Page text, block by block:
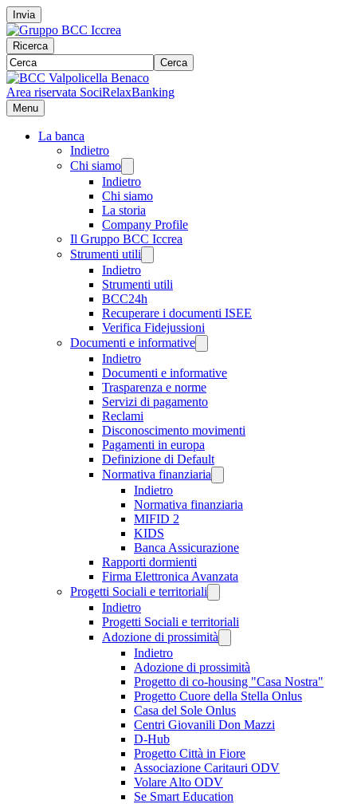
Invia
Ricerca
Cerca
Area riservata SociRelaxBanking
Menu
La banca
Indietro
Chi siamo
Indietro
Chi siamo
La storia
Company Profile
Il Gruppo BCC Iccrea
Strumenti utili
Indietro
Strumenti utili
BCC24h
Recuperare i documenti ISEE
Verifica Fidejussioni
Documenti e informative
Indietro
Documenti e informative
Trasparenza e norme
Servizi di pagamento
Reclami
Disconoscimento movimenti
Pagamenti in europa
Definizione di Default
Normativa finanziaria
Indietro
Normativa finanziaria
MIFID 2
KIDS
Banca Assicurazione
Rapporti dormienti
Firma Elettronica Avanzata
Progetti Sociali e territoriali
Indietro
Progetti Sociali e territoriali
Adozione di prossimità
Indietro
Adozione di prossimità
Progetto di co-housing "Casa Nostra"
Progetto Cuore della Stella Onlus
Casa del Sole Onlus
Centri Giovanili Don Mazzi
D-Hub
Progetto Città in Fiore
Associazione Caritauri ODV
Volare Alto ODV
Se Smart Education